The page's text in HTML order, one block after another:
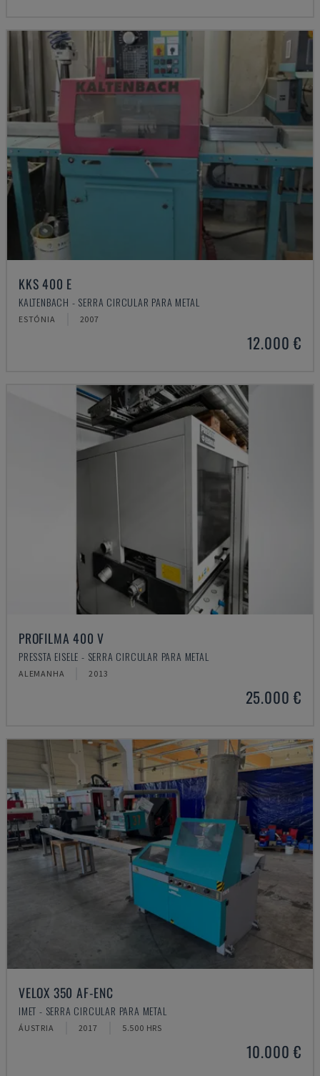
KKS 400 E
KALTENBACH - SERRA CIRCULAR PARA METAL
ESTÓNIA 2007
12.000 €
PROFILMA 400 V
PRESSTA EISELE - SERRA CIRCULAR PARA METAL
ALEMANHA 2013
25.000 €
VELOX 350 AF-ENC
IMET - SERRA CIRCULAR PARA METAL
ÁUSTRIA 2017 5.500 HRS
10.000 €